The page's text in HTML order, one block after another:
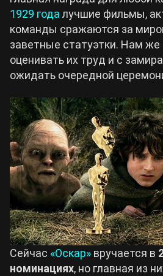
Crimson Desert
Zenless Zone Zero
Kingdom Come:
Path of Exile 2
Wuthering Waves
Roblox
Hogwarts Legacy
Билды Arknights: Endfield
Билды Wuthering Waves
Билды Cyberpunk 2077
Билды Path of Exile 2
1929 года лучшие фильмы,
команды сражаются за
заветные статуэтки. Нам же
оценивать их труд и с
ожидать очередной
Сейчас «Оскар» вручается в
номинациях, но главная из